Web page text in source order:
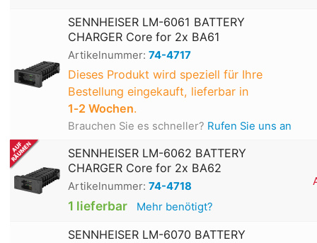
SENNHEISER LM-6061 BATTERY
CHARGER Core for 2x BA61
Artikelnummer: 74-4717
Dieses Produkt wird speziell für Ihre
Bestellung eingekauft, lieferbar in
1‑2 Wochen.
Brauchen Sie es schneller? Rufen Sie uns an
SENNHEISER LM-6062 BATTERY
CHARGER Core for 2x BA62
Artikelnummer: 74-4718
1 lieferbar Mehr benötigt?
SENNHEISER LM-6070 BATTERY